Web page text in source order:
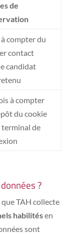
de
à compter du
contact
candidat
à compter
du cookie
terminal de
?
TAH collecte
habilitésen
sont